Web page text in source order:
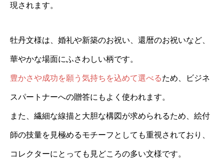
現されます。
牡丹文様は、婚礼や新築のお祝い、還暦のお祝いなど、
華やかな場面にふさわしい柄です。
豊かさや成功を願う気持ちを込めて選べるため、ビジネ
スパートナーへの贈答にもよく使われます。
また、繊細な線描と大胆な構図が求められるため、絵付
師の技量を見極めるモチーフとしても重視されており、
コレクターにとっても見どころの多い文様です。